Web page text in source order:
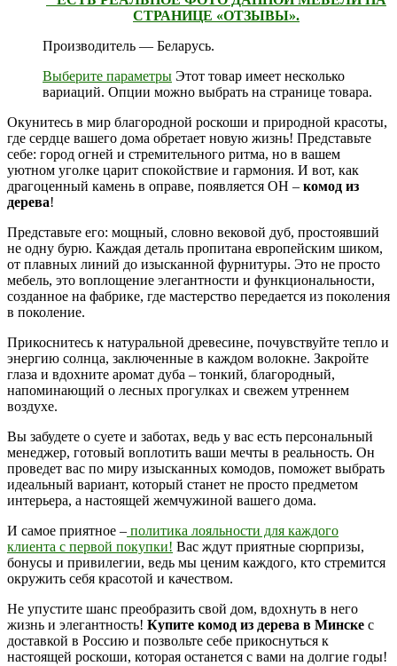
СТРАНИЦЕ «ОТЗЫВЫ».
Производитель — Беларусь.
Выберите параметры Этот товар имеет несколько
вариаций. Опции можно выбрать на странице товара.
Окунитесь в мир благородной роскоши и природной красоты,
где сердце вашего дома обретает новую жизнь! Представьте
себе: город огней и стремительного ритма, но в вашем
уютном уголке царит спокойствие и гармония. И вот, как
драгоценный камень в оправе, появляется ОН – комод из
дерева!
Представьте его: мощный, словно вековой дуб, простоявший
не одну бурю. Каждая деталь пропитана европейским шиком,
от плавных линий до изысканной фурнитуры. Это не просто
мебель, это воплощение элегантности и функциональности,
созданное на фабрике, где мастерство передается из поколения
в поколение.
Прикоснитесь к натуральной древесине, почувствуйте тепло и
энергию солнца, заключенные в каждом волокне. Закройте
глаза и вдохните аромат дуба – тонкий, благородный,
напоминающий о лесных прогулках и свежем утреннем
воздухе.
Вы забудете о суете и заботах, ведь у вас есть персональный
менеджер, готовый воплотить ваши мечты в реальность. Он
проведет вас по миру изысканных комодов, поможет выбрать
идеальный вариант, который станет не просто предметом
интерьера, а настоящей жемчужиной вашего дома.
И самое приятное – политика лояльности для каждого
клиента с первой покупки! Вас ждут приятные сюрпризы,
бонусы и привилегии, ведь мы ценим каждого, кто стремится
окружить себя красотой и качеством.
Не упустите шанс преобразить свой дом, вдохнуть в него
жизнь и элегантность! Купите комод из дерева в Минске с
доставкой в Россию и позвольте себе прикоснуться к
настоящей роскоши, которая останется с вами на долгие годы!